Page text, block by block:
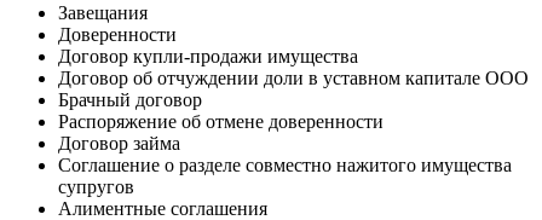
Завещания
Доверенности
Договор купли-продажи имущества
Договор об отчуждении доли в уставном капитале ООО
Брачный договор
Распоряжение об отмене доверенности
Договор займа
Соглашение о разделе совместно нажитого имущества
супругов
Алиментные соглашения